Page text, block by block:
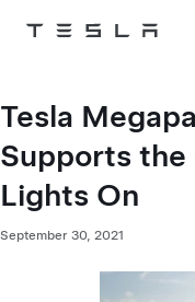
Tesla
Tesla
Supports the
Lights On
September 30, 2021